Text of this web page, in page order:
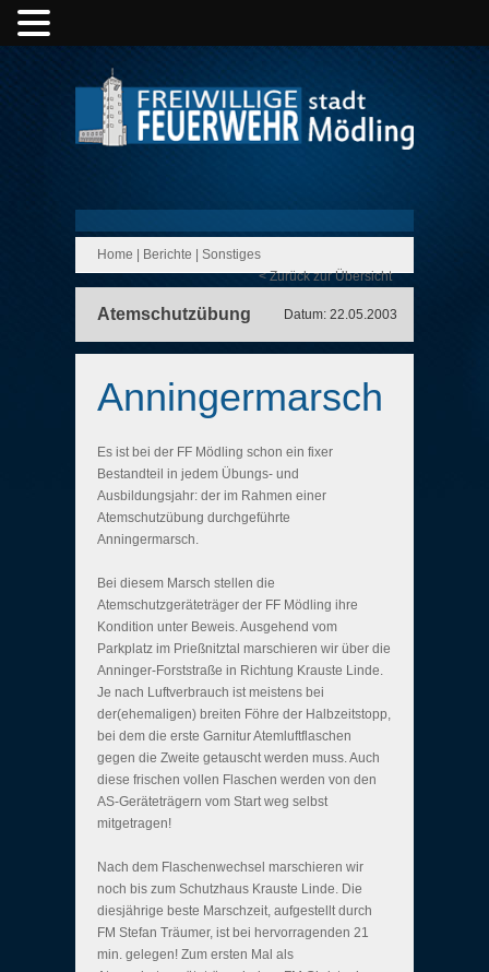
Home Berichte
Sonstiges
< Zurück zur Übersicht
Atemschutzübung Datum: 22.05.2003
Anningermarsch
Es ist bei der FF Mödling schon ein fixer
Bestandteil in jedem Übungs- und
Ausbildungsjahr: der im Rahmen einer
Atemschutzübung durchgeführte
Anningermarsch.
Bei diesem Marsch stellen die
Atemschutzgeräteträger der FF Mödling ihre
Kondition unter Beweis. Ausgehend vom
Parkplatz im Prießnitztal marschieren wir über die
Anninger-Forststraße in Richtung Krauste Linde.
Je nach Luftverbrauch ist meistens bei
der(ehemaligen) breiten Föhre der Halbzeitstopp,
bei dem die erste Garnitur Atemluftflaschen
gegen die Zweite getauscht werden muss. Auch
diese frischen vollen Flaschen werden von den
AS-Geräteträgern vom Start weg selbst
mitgetragen!
Nach dem Flaschenwechsel marschieren wir
noch bis zum Schutzhaus Krauste Linde. Die
diesjährige beste Marschzeit, aufgestellt durch
FM Stefan Träumer, ist bei hervorragenden 21
min. gelegen! Zum ersten Mal als